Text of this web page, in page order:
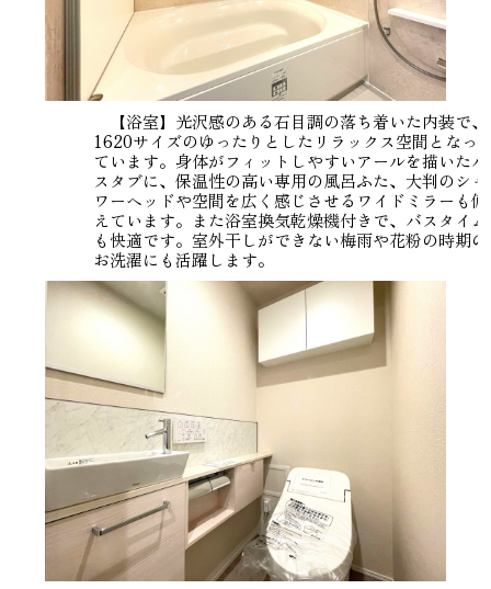
【浴室】光沢感のある石目調の落ち着いた内装で、
1620サイズのゆったりとしたリラックス空間となっ
ています。身体がフィットしやすいアールを描いたバ
スタブに、保温性の高い専用の風呂ふた、大判のシャ
ワーヘッドや空間を広く感じさせるワイドミラーも備
えています。また浴室換気乾燥機付きで、バスタイム
も快適です。室外干しができない梅雨や花粉の時期の
お洗濯にも活躍します。